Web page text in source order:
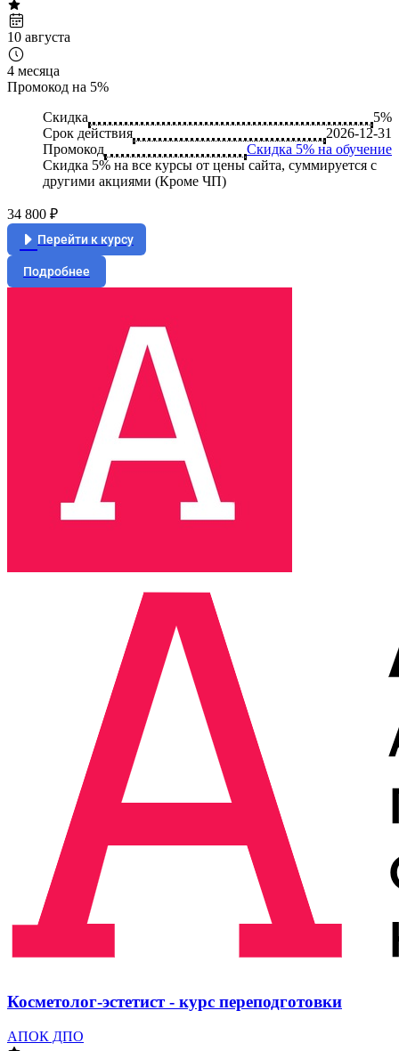
10 августа
4 месяца
Промокод на 5%
Скидка
5%
Срок действия
2026-12-31
Промокод
Скидка 5% на обучение
Скидка 5% на все курсы от цены сайта, суммируется с
другими акциями (Кроме ЧП)
34 800 ₽
Перейти к курсу
Подробнее
Косметолог-эстетист - курс переподготовки
АПОК ДПО